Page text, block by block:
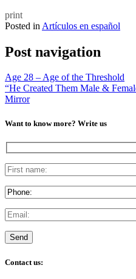
print
Posted in Artículos en español
Post navigation
Age 28 – Age of the Threshold
“He Created Them Male &
Mirror
Want to know more? Write us
Contact us: